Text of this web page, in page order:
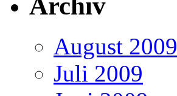
Archiv
August 2009
Juli 2009